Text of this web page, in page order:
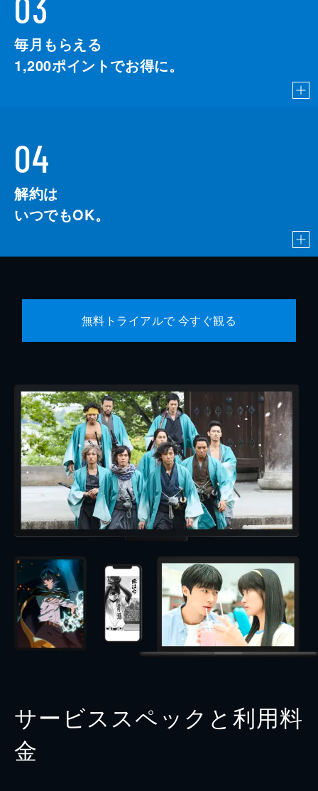
毎月もらえる
1,200ポイントでお得に。
04
解約は
いつでもOK。
無料トライアルで 今すぐ観る
サービススペックと利用料
金